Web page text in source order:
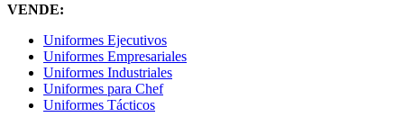
VENDE:
Uniformes Ejecutivos
Uniformes Empresariales
Uniformes Industriales
Uniformes para Chef
Uniformes Tácticos